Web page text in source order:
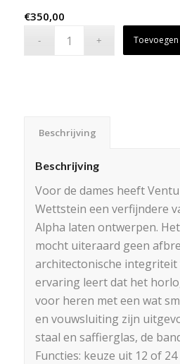
€350,00
Beschrijving
Beschrijving
Voor de dames heeft
Wettstein een verfijndere
Alpha laten ontwerpen.
mocht uiteraard geen
architectonische integriteit
ervaring leert dat het
voor heren met een wat
en vouwsluiting zijn
staal en saffierglas, de
Functies: keuze uit 12 of